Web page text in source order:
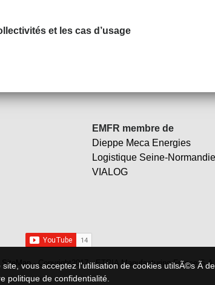
et les cas d’usage
EMFR membre de
Dieppe Meca Energies
Logistique Seine-Normandie
VIALOG
SiteMap- Copyright2017 - ETRIA Manufacturing France
vous acceptez l'utilisation de cookies utilsÃ©s Ã
politique de confidentialité